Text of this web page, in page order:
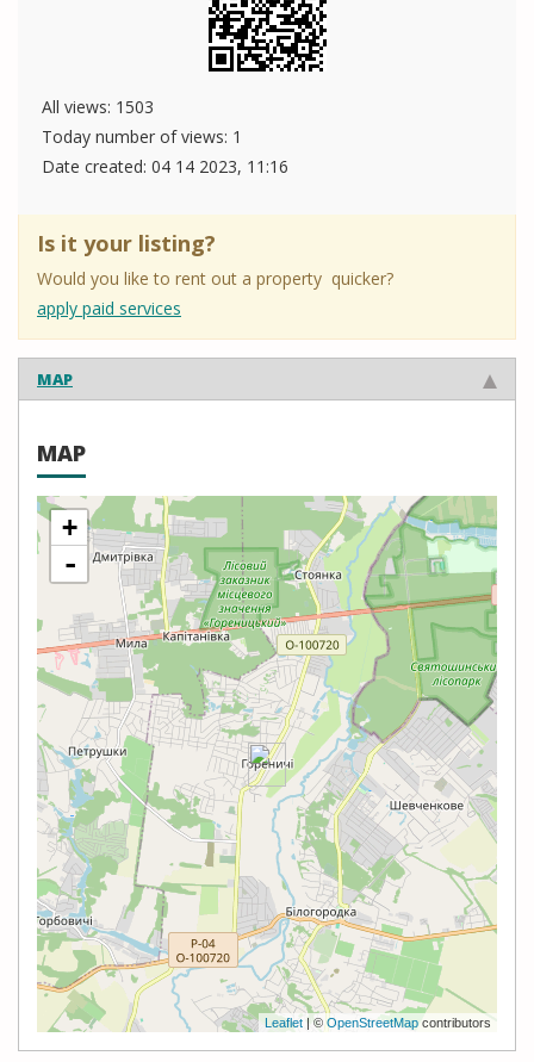
All views: 1503
Today number of views: 1
Date created: 04 14 2023, 11:16
Is it your listing?
Would you like to rent out a property quicker?
apply paid services
MAP
MAP
+
-
Leaflet | ©OpenStreetMap contributors